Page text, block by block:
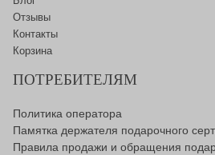
Отзывы
Контакты
Корзина
ПОТРЕБИТЕЛЯМ
Политика оператора
Памятка держателя подарочного
Правила продажи и обращения